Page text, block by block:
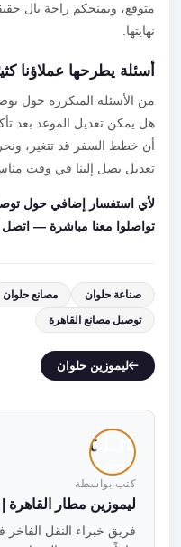
متوقع، ويمنحكم راحة بال
نهايتها.
أسئلة يطرحها عملاؤنا
من الأسئلة المتكررة حول
هل يمكن تعديل الموعد بعد
أن خطط السفر قد تتغير،
تعديل يصل إلينا في وقت
لأي استفسار إضافي حول
تواصلوا معنا مباشرة — اتصل أو واتساب
صناعة حلوان مصانع حلوان
توصيل مصانع القاهرة
ليموزين حلوان
كتب بواسطة
ليموزين مطار القاهرة |